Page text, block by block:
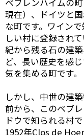
現在）、ドイツと
な町です。ワイン
しい村に登録され
紀から残る石の建
ど、長い歴史を感
気を集める町です。
しかし、中世の建
前から、このベブ
ドウで知られる村で
1952年Clos de